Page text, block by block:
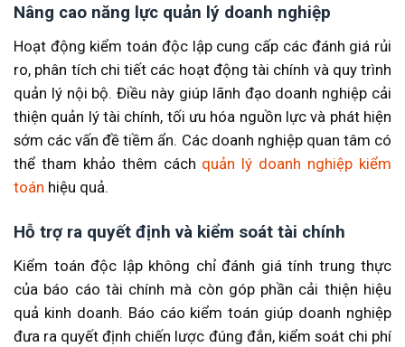
Nâng cao năng lực quản lý doanh nghiệp
Hoạt động kiểm toán độc lập cung cấp các đánh giá rủi
ro, phân tích chi tiết các hoạt động tài chính và quy trình
quản lý nội bộ. Điều này giúp lãnh đạo doanh nghiệp cải
thiện quản lý tài chính, tối ưu hóa nguồn lực và phát hiện
sớm các vấn đề tiềm ẩn. Các doanh nghiệp quan tâm có
thể tham khảo thêm cách quản lý doanh nghiệp kiểm
toán hiệu quả.
Hỗ trợ ra quyết định và kiểm soát tài chính
Kiểm toán độc lập không chỉ đánh giá tính trung thực
của báo cáo tài chính mà còn góp phần cải thiện hiệu
quả kinh doanh. Báo cáo kiểm toán giúp doanh nghiệp
đưa ra quyết định chiến lược đúng đắn, kiểm soát chi phí